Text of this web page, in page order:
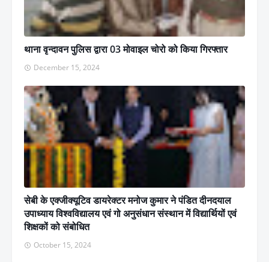
थाना वृन्दावन पुलिस द्वारा 03 मोवाइल चोरो को किया गिरफ्तार
December 15, 2024
सेबी के एक्जीक्यूटिव डायरेक्टर मनोज कुमार ने पंडित दीनदयाल
उपाध्याय विश्वविद्यालय एवं गो अनुसंधान संस्थान में विद्यार्थियों एवं
शिक्षकों को संबोधित
October 15, 2024